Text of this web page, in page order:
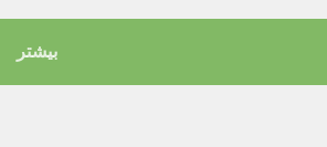
بیشتر